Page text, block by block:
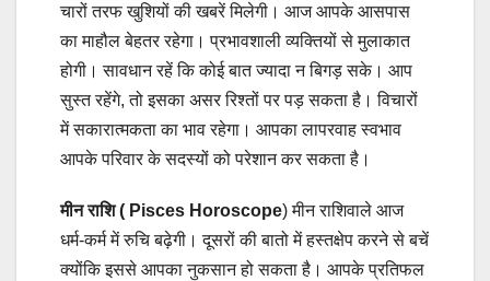
चारों तरफ खुशियों की खबरें मिलेगी। आज आपके आसपास
का माहौल बेहतर रहेगा। प्रभावशाली व्यक्तियों से मुलाकात
होगी। सावधान रहें कि कोई बात ज्यादा न बिगड़ सके। आप
सुस्त रहेंगे, तो इसका असर रिश्तों पर पड़ सकता है। विचारों
में सकारात्मकता का भाव रहेगा। आपका लापरवाह स्वभाव
आपके परिवार के सदस्यों को परेशान कर सकता है।
मीन राशि ( Pisces Horoscope) मीन राशिवाले आज
धर्म-कर्म में रुचि बढ़ेगी। दूसरों की बातो में हस्तक्षेप करने से बचें
क्योंकि इससे आपका नुकसान हो सकता है। आपके प्रतिफल